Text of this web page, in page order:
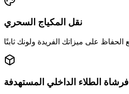
نقل المكياج السحري
فرشاة الطلاء الداخلي المستهدفة